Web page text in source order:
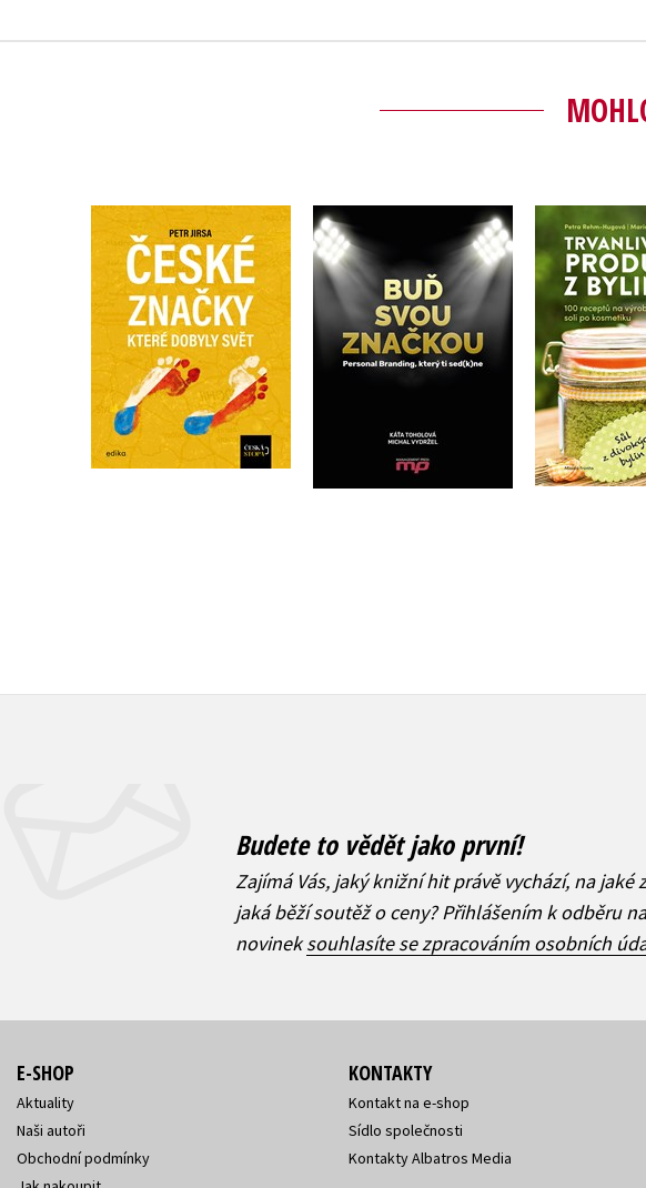
České značky, které
dobyly svět
Kolektiv
Do košíku
369 Kč
295 Kč
Buď svou značkou
Michal Vydržel
,
Kateřina Toholová
Do košíku
319 Kč
Trvanlivé
Marina
,
Marina
,
Petra
Do
Budete to vědět jako první!
Zajímá Vás, jaký knižní hit právě vychází, na jaké
jaká běží soutěž o ceny? Přihlášením k odběru
novineksouhlasíte se zpracováním osobních
E-SHOP
Aktuality
Naši autoři
Obchodní podmínky
KONTAKTY
Kontakt na e-shop
Sídlo společnosti
Kontakty Albatros Media